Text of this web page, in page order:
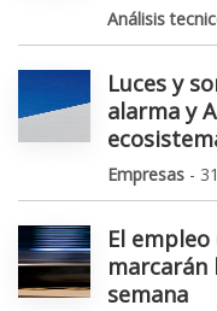
Análisis
Luces y
alarma y
Empresas -
El
marcarán
semana